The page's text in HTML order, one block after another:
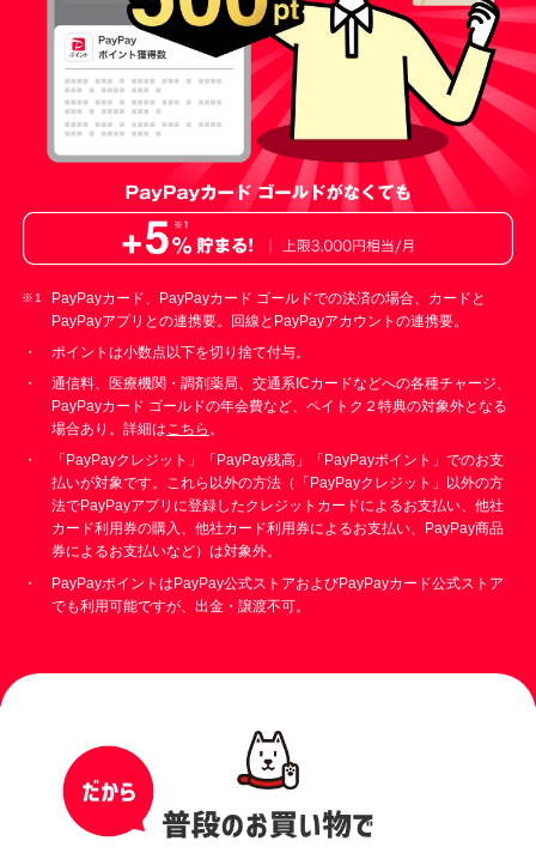
PayPayカード、PayPayカード ゴールドでの決済の場合、カードと
PayPayアプリとの連携要。回線とPayPayアカウントの連携要。
ポイントは小数点以下を切り捨て付与。
通信料、医療機関・調剤薬局、交通系ICカードなどへの各種チャージ、
PayPayカード ゴールドの年会費など、ペイトク２特典の対象外となる
場合あり。詳細はこちら 。
「PayPayクレジット」「PayPay残高」「PayPayポイント」でのお支
払いが対象です。これら以外の方法（「PayPayクレジット」以外の方
法でPayPayアプリに登録したクレジットカードによるお支払い、他社
カード利用券の購入、他社カード利用券によるお支払い、PayPay商品
券によるお支払いなど）は対象外。
PayPayポイントはPayPay公式ストアおよびPayPayカード公式ストア
でも利用可能ですが、出金・譲渡不可。